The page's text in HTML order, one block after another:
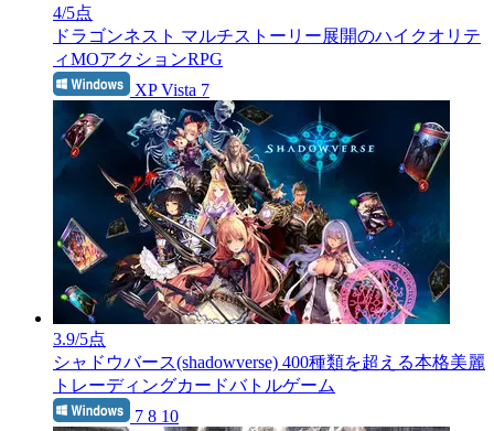
4/5点
ドラゴンネスト マルチストーリー展開のハイクオリテ
ィMOアクションRPG
XP Vista 7
3.9/5点
シャドウバース(shadowverse) 400種類を超える本格美麗
トレーディングカードバトルゲーム
7 8 10